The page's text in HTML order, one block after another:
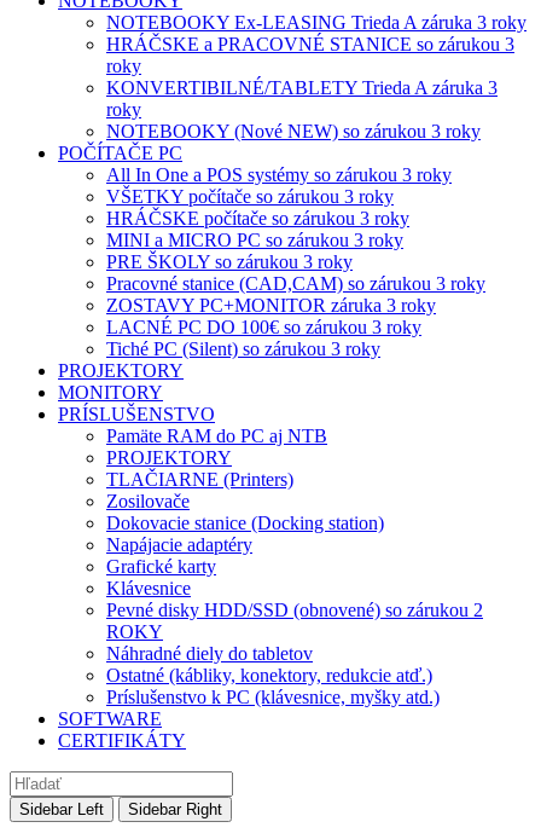
NOTEBOOKY Ex-LEASING Trieda A záruka 3 roky
HRÁČSKE a PRACOVNÉ STANICE so zárukou 3
roky
KONVERTIBILNÉ/TABLETY Trieda A záruka 3
roky
NOTEBOOKY (Nové NEW) so zárukou 3 roky
POČÍTAČE PC
All In One a POS systémy so zárukou 3 roky
VŠETKY počítače so zárukou 3 roky
HRÁČSKE počítače so zárukou 3 roky
MINI a MICRO PC so zárukou 3 roky
PRE ŠKOLY so zárukou 3 roky
Pracovné stanice (CAD,CAM) so zárukou 3 roky
ZOSTAVY PC+MONITOR záruka 3 roky
LACNÉ PC DO 100€ so zárukou 3 roky
Tiché PC (Silent) so zárukou 3 roky
PROJEKTORY
MONITORY
PRÍSLUŠENSTVO
Pamäte RAM do PC aj NTB
PROJEKTORY
TLAČIARNE (Printers)
Zosilovače
Dokovacie stanice (Docking station)
Napájacie adaptéry
Grafické karty
Klávesnice
Pevné disky HDD/SSD (obnovené) so zárukou 2
ROKY
Náhradné diely do tabletov
Ostatné (kábliky, konektory, redukcie atď.)
Príslušenstvo k PC (klávesnice, myšky atd.)
SOFTWARE
CERTIFIKÁTY
Sidebar Left Sidebar Right